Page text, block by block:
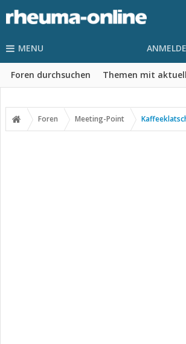
MENU
Foren durchsuchen Themen mit
Foren Meeting-Point